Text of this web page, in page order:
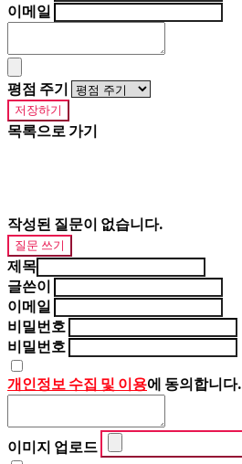
이메일
평점 주기
저장하기
목록으로 가기
작성된 질문이 없습니다.
질문 쓰기
제목
글쓴이
이메일
비밀번호
비밀번호
개인정보 수집 및 이용에 동의합니다.
이미지 업로드